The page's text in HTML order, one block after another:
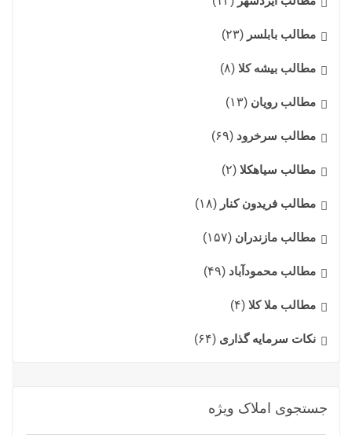
مطالب بابلسر (۲۳)
مطالب بیشه کلا (۸)
مطالب رویان (۱۳)
مطالب سرخرود (۶۹)
مطالب سیاهکلا (۲)
مطالب فریدون کنار (۱۸)
مطالب مازندران (۱۵۷)
مطالب محمودآباد (۴۹)
مطالب ملا کلا (۴)
نکات سرمایه گذاری (۶۴)
جستجوی املاک ویژه